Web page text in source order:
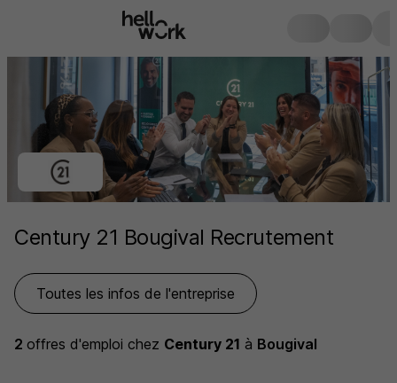
Century 21 Bougival Recrutement
Toutes les infos de l'entreprise
2 offres d'emploi chez Century 21 à Bougival